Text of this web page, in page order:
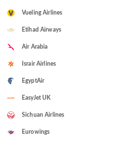
Vueling Airlines
Etihad Airways
Air Arabia
Israir Airlines
EgyptAir
EasyJet UK
Sichuan Airlines
Eurowings